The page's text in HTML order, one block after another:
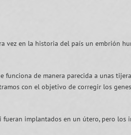
vez en la historia del país un embrión
de manera parecida a unas
con el objetivo de corregir los
implantados en un útero, pero los